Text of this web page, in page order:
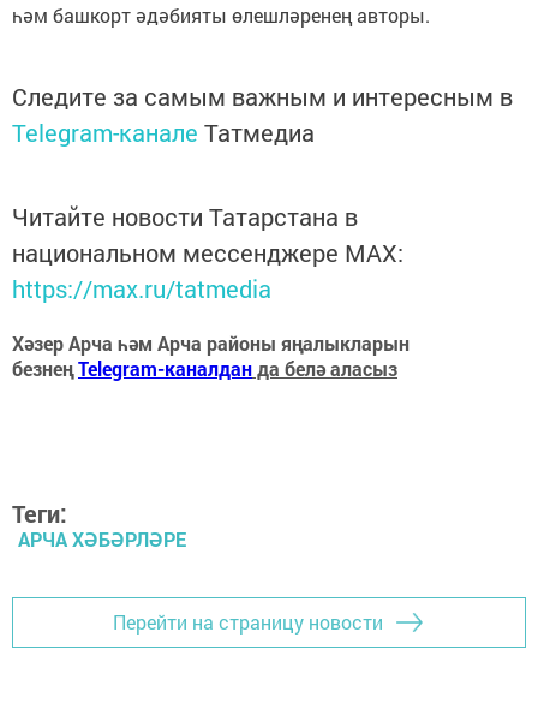
һәм башкорт әдәбияты өлешләренең авторы.
Следите за самым важным и интересным в
Telegram-канале Татмедиа
Читайте новости Татарстана в
национальном мессенджере MАХ:
https://max.ru/tatmedia
Хәзер Арча һәм Арча районы яңалыкларын
безнеңTelegram-каналданда белә аласыз
Теги:
АРЧА ХӘБӘРЛӘРЕ
Перейти на страницу новости